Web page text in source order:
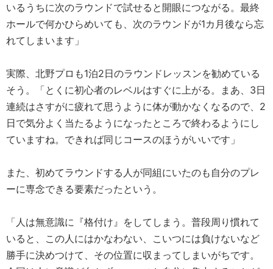
いるうちに次のラウンドで試せると開眼につながる。最終
ホールで何かひらめいても、次のラウンドが1カ月後なら忘
れてしまいます」
実際、北野プロも1泊2日のラウンドレッスンを勧めている
そう。「とくに初心者のレベルはすぐに上がる。まあ、3日
連続はさすがに疲れて思うように体が動かなくなるので、2
日で気分よく当たるようになったところで終わるようにし
ていますね。できれば同じコースのほうがいいです」
また、初めてラウンドする人が同組にいたのも自分のプレ
ーに専念できる要素だったという。
「人は無意識に『格付け』をしてしまう。普段周り慣れて
いると、この人にはかなわない、こいつには負けないなど
勝手に決めつけて、その位置に収まってしまいがちです。